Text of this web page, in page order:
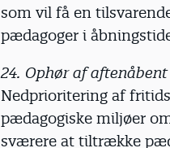
som vil få en
pædagoger i
24. Ophør af
Nedprioritering af
pædagogiske miljøer
sværere at tiltrække